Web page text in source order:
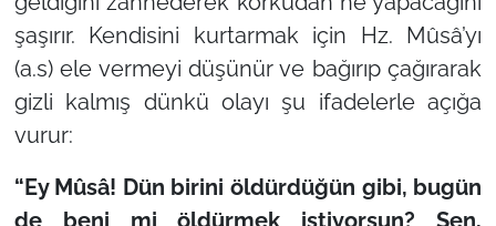
şaşırır. Kendisini kurtarmak için Hz. Mûsâ’yı
(a.s) ele vermeyi düşünür ve bağırıp çağırarak
gizli kalmış dünkü olayı şu ifadelerle açığa
vurur:
“Ey Mûsâ! Dün birini öldürdüğün gibi, bugün
de beni mi öldürmek istiyorsun? Sen,